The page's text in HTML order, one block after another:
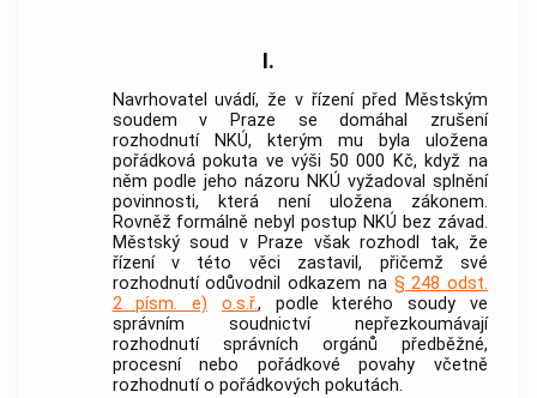
I.
Navrhovatel uvádí, že v řízení před Městským
soudem v Praze se domáhal zrušení
rozhodnutí NKÚ, kterým mu byla uložena
pořádková pokuta ve výši 50 000 Kč, když na
něm podle jeho názoru NKÚ vyžadoval splnění
povinnosti, která není uložena zákonem.
Rovněž formálně nebyl postup NKÚ bez závad.
Městský soud v Praze však rozhodl tak, že
řízení v této věci zastavil, přičemž své
rozhodnutí odůvodnil odkazem na § 248 odst.
2 písm. e)
o.s.ř., podle kterého soudy ve
správním soudnictví nepřezkoumávají
rozhodnutí správních orgánů předběžné,
procesní nebo pořádkové povahy včetně
rozhodnutí o pořádkových pokutách.